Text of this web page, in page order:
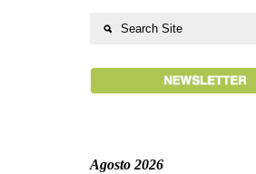
Agosto 2026